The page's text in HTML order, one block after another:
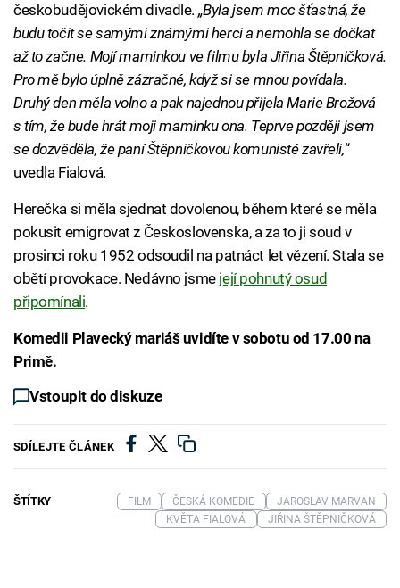
českobudějovickém divadle. „Byla jsem moc šťastná, že
budu točit se samými známými herci a nemohla se dočkat
až to začne. Mojí maminkou ve filmu byla Jiřina Štěpničková.
Pro mě bylo úplně zázračné, když si se mnou povídala.
Druhý den měla volno a pak najednou přijela Marie Brožová
s tím, že bude hrát moji maminku ona. Teprve později jsem
se dozvěděla, že paní Štěpničkovou komunisté zavřeli,“
uvedla Fialová.
Herečka si měla sjednat dovolenou, během které se měla
pokusit emigrovat z Československa, a za to ji soud v
prosinci roku 1952 odsoudil na patnáct let vězení. Stala se
obětí provokace. Nedávno jsme její pohnutý osud
připomínali.
Komedii Plavecký mariáš uvidíte v sobotu od 17.00 na
Primě.
Vstoupit do diskuze
SDÍLEJTE ČLÁNEK
ŠTÍTKY FILM ČESKÁ KOMEDIE
JAROSLAV MARVAN
KVĚTA FIALOVÁ
JIŘINA ŠTĚPNIČKOVÁ